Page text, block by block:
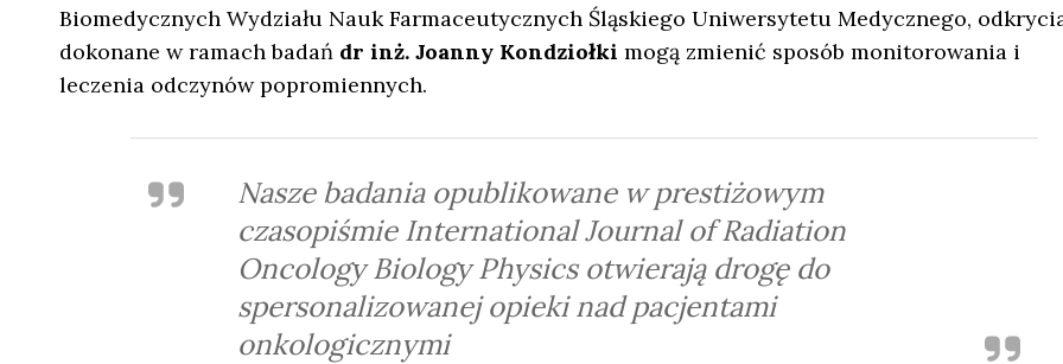
Biomedycznych Wydziału Nauk Farmaceutycznych Śląskiego Uniwersytetu Medycznego,
dokonane w ramach badań dr inż. Joanny Kondziołki mogą zmienić sposób monitorowania i
leczenia odczynów popromiennych.
Nasze badania opublikowane w prestiżowym
czasopiśmie International Journal of Radiation
Oncology Biology Physics otwierają drogę do
spersonalizowanej opieki nad pacjentami
onkologicznymi